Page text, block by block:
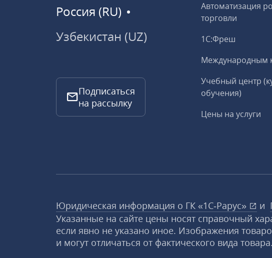
Россия (RU)
Узбекистан (UZ)
Подписаться
на рассылку
Автоматизация
торговли
1С:Фреш
Международным
Учебный центр
обучения)
Цены на услуги
Юридическая информация о ГК «1С‑Рарус» и
Указанные на сайте цены носят справочный
если явно не указано иное. Изображения
и могут отличаться от фактического вида товара.